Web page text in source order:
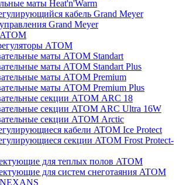
маты Heat'n'Warm
кабель Grand Meyer
Grand Meyer
АТОМ
маты АТОМ Standart
маты АТОМ Standart Plus
маты АТОМ Premium
маты АТОМ Premium Plus
секции АТОМ ARC 18
секции ATOM ARC Ultra 16W
секции АТОМ Arctic
кабели ATOM Ice Protect
секции ATOM Frost Protect-
для теплых полов ATOM
для систем снеготаяния ATOM